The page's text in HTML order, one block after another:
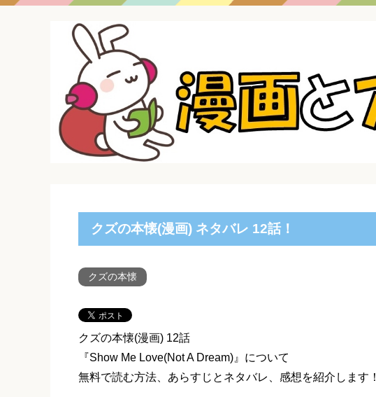
クズの本懐(漫画) ネタバレ 12話！
クズの本懐
クズの本懐(漫画) 12話
『Show Me Love(Not A Dream)』について
無料で読む方法、あらすじとネタバレ、感想を紹介します！